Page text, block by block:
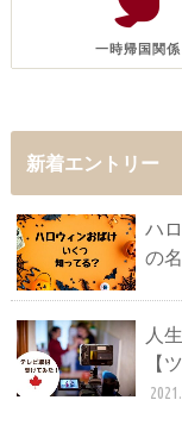
一時帰国関係
新着エントリー
ハ
の
人
【